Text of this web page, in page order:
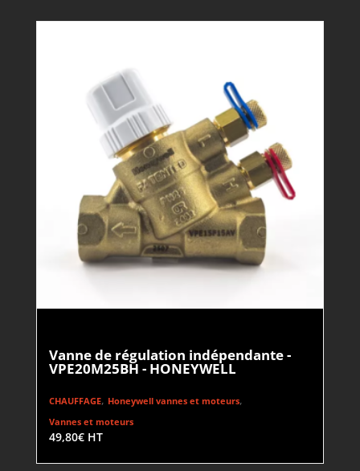
Vanne de régulation indépendante -
VPE20M25BH - HONEYWELL
CHAUFFAGE, Honeywell vannes et moteurs,
Vannes et moteurs
49,80€ HT